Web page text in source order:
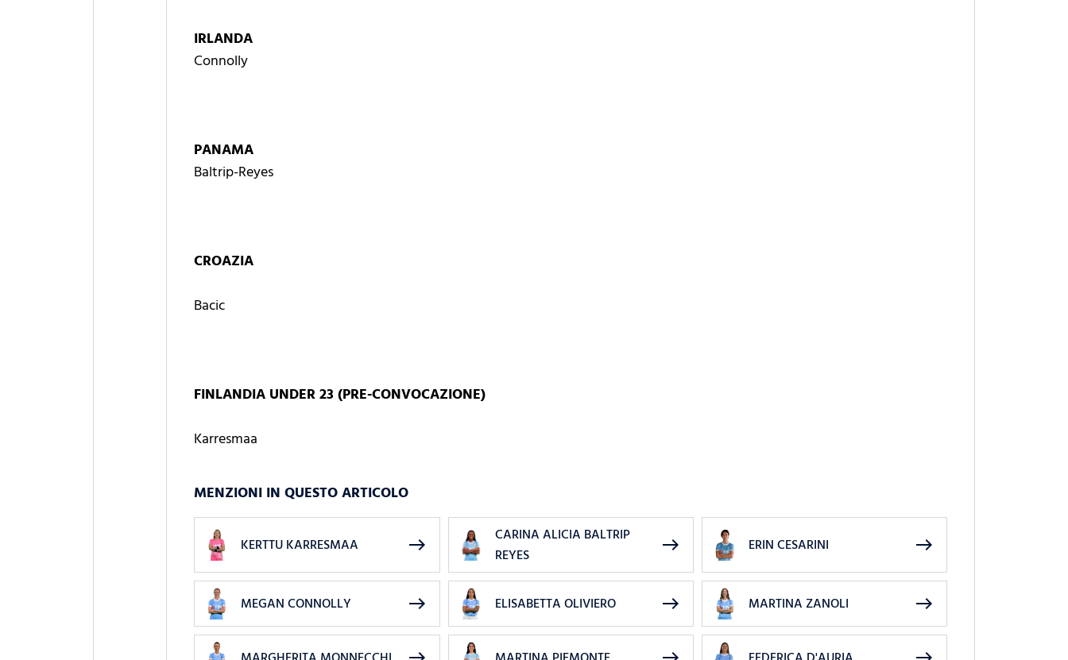
IRLANDA
Connolly
PANAMA
Baltrip-Reyes
CROAZIA
Bacic
FINLANDIA UNDER 23 (PRE-CONVOCAZIONE)
Karresmaa
MENZIONI IN QUESTO ARTICOLO
KERTTU KARRESMAA east
CARINA ALICIA BALTRIP
REYES
east ERIN CESARINI east
MEGAN CONNOLLY east ELISABETTA OLIVIERO east MARTINA ZANOLI east